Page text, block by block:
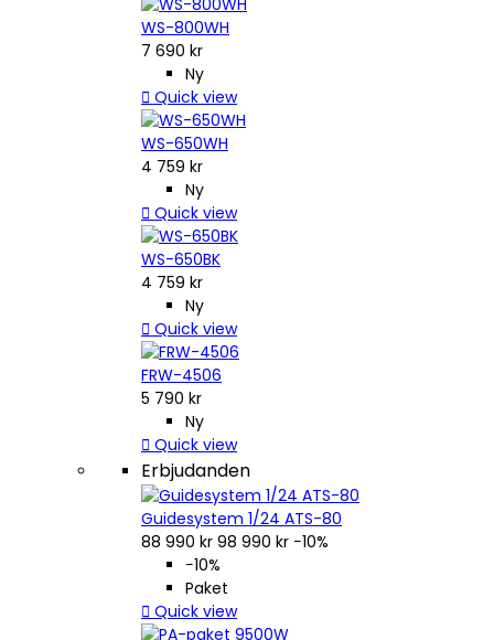
WS-800WH
7 690 kr
Ny
 Quick view
WS-650WH
4 759 kr
Ny
 Quick view
WS-650BK
4 759 kr
Ny
 Quick view
FRW-4506
5 790 kr
Ny
 Quick view
Erbjudanden
Guidesystem 1/24 ATS-80
88 990 kr 98 990 kr −10%
−10%
Paket
 Quick view